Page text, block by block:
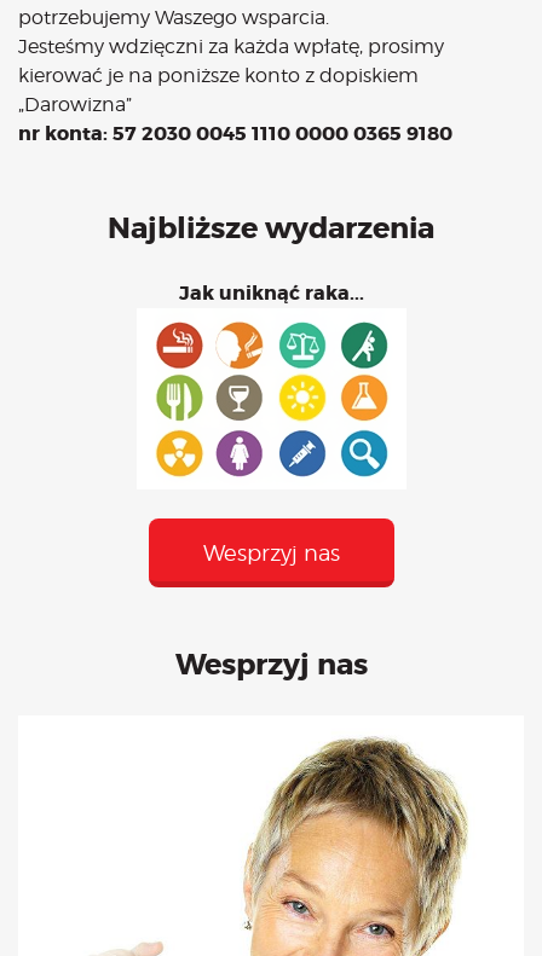
potrzebujemy Waszego wsparcia.
Jesteśmy wdzięczni za każda wpłatę, prosimy
kierować je na poniższe konto z dopiskiem
„Darowizna”
nr konta: 57 2030 0045 1110 0000 0365 9180
Najbliższe wydarzenia
Jak uniknąć raka...
Wesprzyj nas
Wesprzyj nas